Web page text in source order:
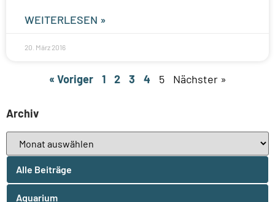
WEITERLESEN »
20. März 2016
« Voriger 1 2 3 4 5 Nächster »
Archiv
Alle Beiträge
Aquarium